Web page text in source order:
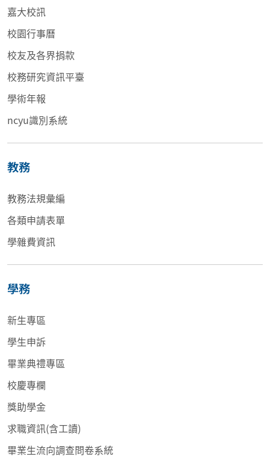
嘉大校訊
校園行事曆
校友及各界捐款
校務研究資訊平臺
學術年報
ncyu識別系統
教務
教務法規彙編
各類申請表單
學雜費資訊
學務
新生專區
學生申訴
畢業典禮專區
校慶專欄
獎助學金
求職資訊(含工讀)
畢業生流向調查問卷系統